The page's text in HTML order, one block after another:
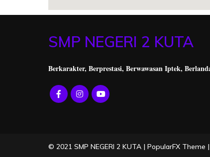
SMP NEGERI 2 KUTA
Berkarakter, Berprestasi, Berwawasan Iptek,
© 2021 SMP NEGERI 2 KUTA | PopularFX Theme |